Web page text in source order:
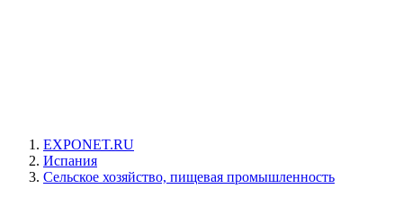
EXPONET.RU
Испания
Сельское хозяйство, пищевая промышленность